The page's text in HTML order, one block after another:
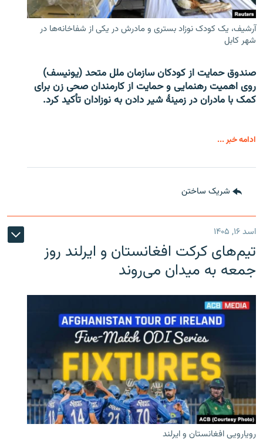
آرشیف، یک کودک نوزاد بستری و مادرش در یکی از شفاخانه‌ها در
شهر کابل
صندوق حمایت از کودکان سازمان ملل متحد (یونیسف)
روی اهمیت رهنمایی و حمایت از کارمندان صحی زن برای
کمک با مادران در زمینۀ شیر دادن به نوزادان تأکید کرد.
ادامه خبر ...
شریک ساختن
اسد ۱۶, ۱۴۰۵
تیم‌های کرکت افغانستان و ایرلند روز
جمعه به میدان می‌روند
رویارویی افغانستان و ایرلند